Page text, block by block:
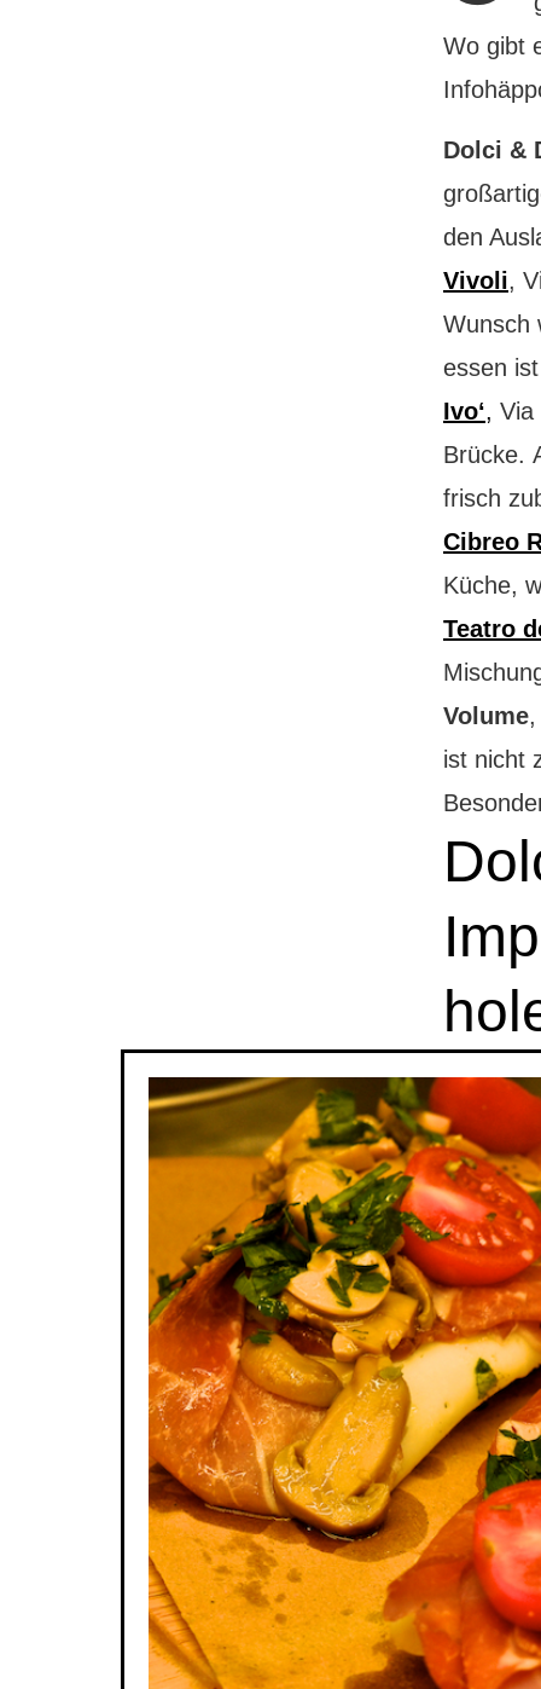
Wo gibt
Dolci &
den
Vivoli,
Wunsch
essen
Ivo‘, Via
Brücke.
frisch
Cibreo
Küche,
Teatro
Volume
ist nicht